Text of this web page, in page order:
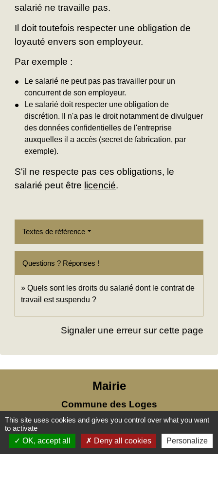
salarié ne travaille pas.
Il doit toutefois respecter une obligation de
loyauté envers son employeur.
Par exemple :
Le salarié ne peut pas pas travailler pour un
concurrent de son employeur.
Le salarié doit respecter une obligation de
discrétion. Il n'a pas le droit notamment de divulguer
des données confidentielles de l'entreprise
auxquelles il a accès (secret de fabrication, par
exemple).
S'il ne respecte pas ces obligations, le
salarié peut être licencié.
Textes de référence
Questions ? Réponses !
Quels sont les droits du salarié dont le contrat de
travail est suspendu ?
Signaler une erreur sur cette page
Mairie
Commune des Loges
31, place Léonide Lecompte
76790 Les Loges - FRANCE
+33 2 35 27 04 81
This site uses cookies and gives you control over what you want
to activate
OK, accept all
Deny all cookies Personalize